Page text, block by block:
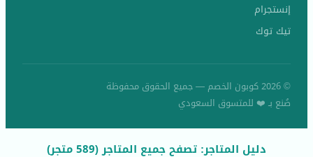
إنستجرام
تيك توك
© 2026 كوبون الخصم — جميع الحقوق محفوظة
صُنع بـ ❤️ للمتسوق السعودي
دليل المتاجر: تصفح جميع المتاجر (589 متجر)